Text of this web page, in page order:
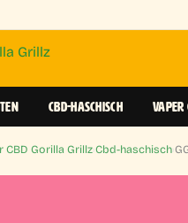
CBD-HASCHISCH VAPER
CBD Gorilla Grillz›Cbd-haschisch›